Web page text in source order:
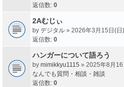
返信数: 0
2Aむじぃ
by デジタル » 2026年3月15日(日
返信数: 0
ハンガーについて語ろう
by mimikkyu1115 » 2025年8月
なんでも質問・相談・雑談
返信数: 0